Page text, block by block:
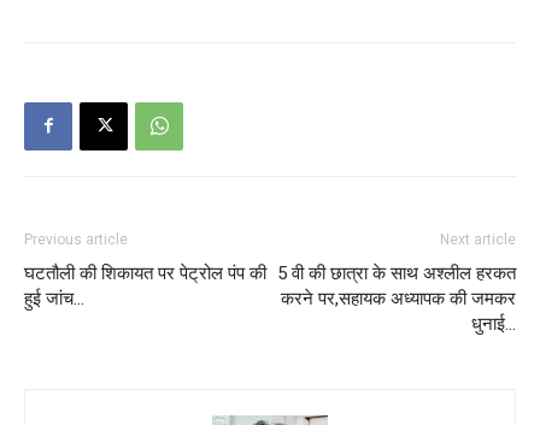
Previous article
घटतौली की शिकायत पर पेट्रोल पंप की
हुई जांच…
Next article
5 वी की छात्रा के साथ अश्लील हरकत
करने पर,सहायक अध्यापक की जमकर
धुनाई…